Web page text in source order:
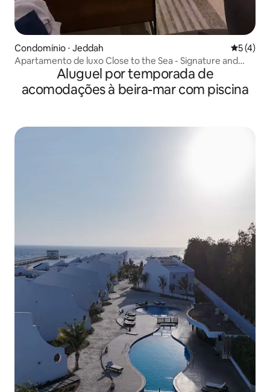
Condomínio ⋅ Jeddah 5 de
5 (4)
Apartamento de luxo Close to the Sea - Signature and
Quiet LocationAluguel por temporada de
acomodações à beira-mar com piscina